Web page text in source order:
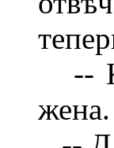
--
жена.